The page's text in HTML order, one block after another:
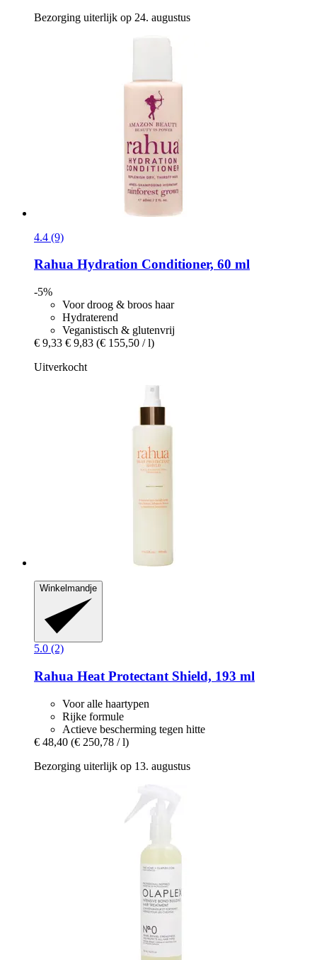
Bezorging uiterlijk op 24. augustus
4.4 (9)
Rahua Hydration Conditioner, 60 ml
-5%
Voor droog & broos haar
Hydraterend
Veganistisch & glutenvrij
€ 9,33 € 9,83 (€ 155,50 / l)
Uitverkocht
Winkelmandje
5.0 (2)
Rahua Heat Protectant Shield, 193 ml
Voor alle haartypen
Rijke formule
Actieve bescherming tegen hitte
€ 48,40 (€ 250,78 / l)
Bezorging uiterlijk op 13. augustus